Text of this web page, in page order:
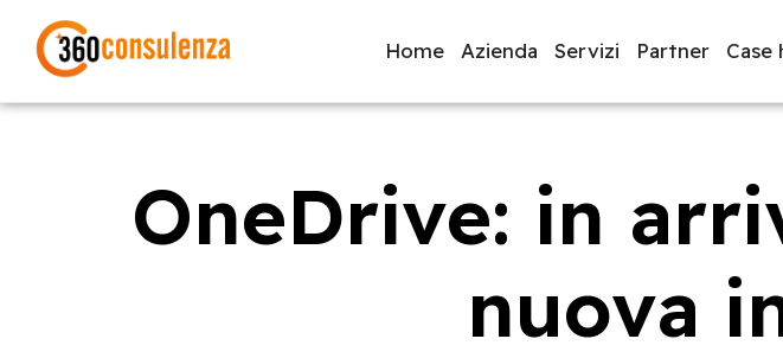
Home Azienda Servizi Partner Case
GDPR NIS2 Bandi ISO 27001 Sviluppo software BeeProd
OneDrive: in
nuova